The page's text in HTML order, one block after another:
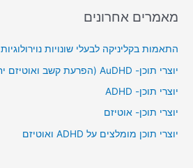
r
o
:
מאמרים אחרונים
התאמות בקליניקה לבעלי שונויות נוירולוגיות
יוצרי תוכן- AuDHD (הפרעת קשב ואוטיזם יחד)
יוצרי תוכן- ADHD
יוצרי תוכן- אוטיזם
יוצרי תוכן מומלצים על ADHD ואוטיזם